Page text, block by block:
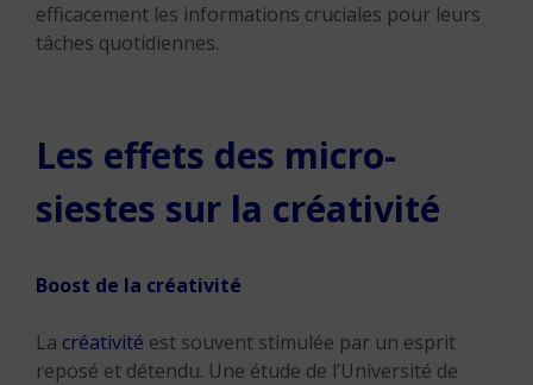
efficacement les informations cruciales pour leurs
tâches quotidiennes.
Les effets des micro-
siestes sur la créativité
Boost de la créativité
La créativité est souvent stimulée par un esprit
reposé et détendu. Une étude de l’Université de